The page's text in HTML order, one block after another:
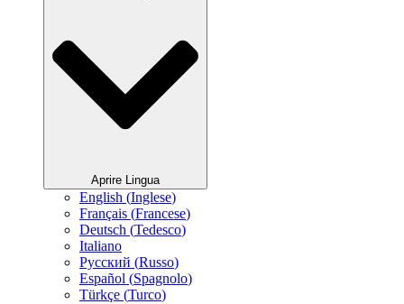
Aprire Lingua
English (Inglese)
Français (Francese)
Deutsch (Tedesco)
Italiano
Русский (Russo)
Español (Spagnolo)
Türkçe (Turco)